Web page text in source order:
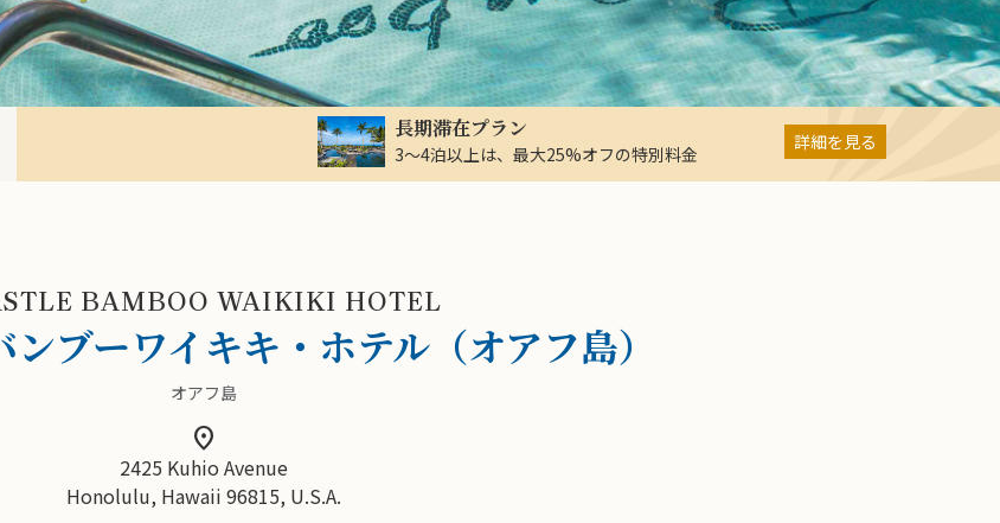
長期滞在プラン
3～4泊以上は、最大25%オフの特別料金
詳細を見る
BAMBOO WAIKIKI HOTEL
ブーワイキキ・ホテル（オアフ島）
オアフ島
location_on
2425 Kuhio Avenue
Honolulu, Hawaii 96815, U.S.A.